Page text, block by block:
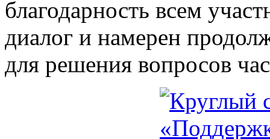
благодарность всем
диалог и намерен
для решения вопросов